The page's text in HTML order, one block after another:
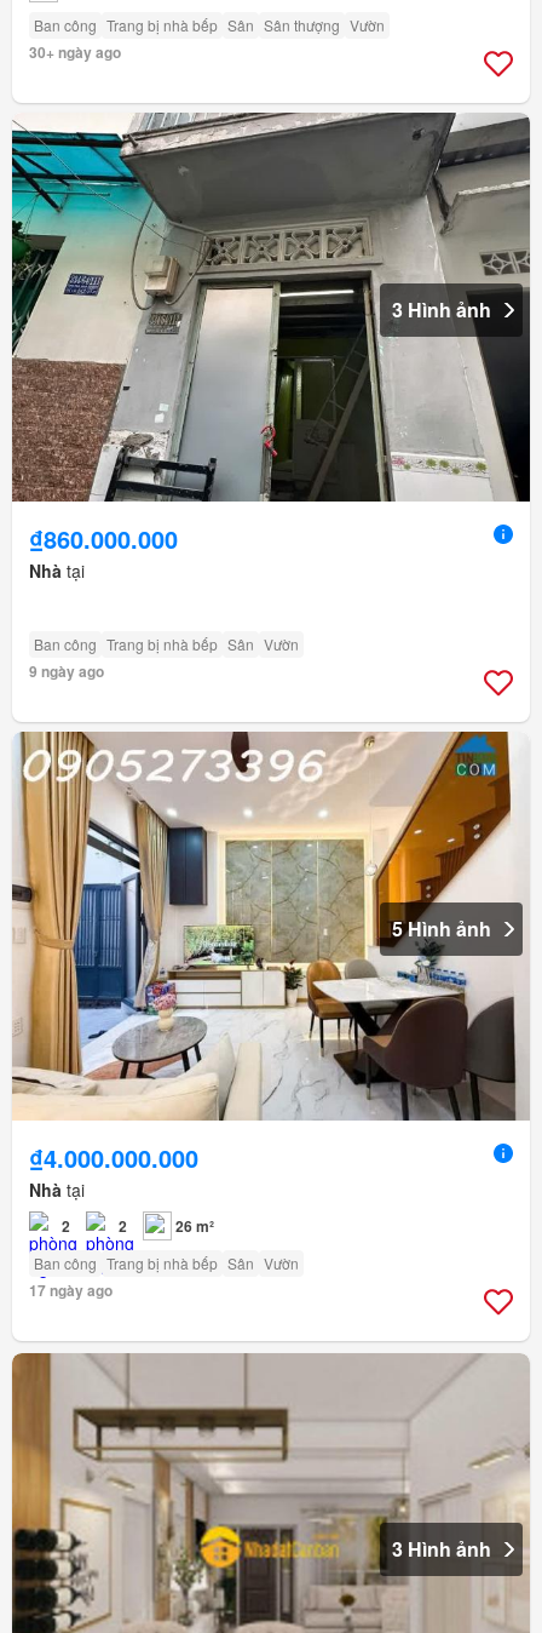
Ban công Trang bị nhà bếp Sân Sân thượng Vườn
30+ ngày ago
3 Hình ảnh
₫860.000.000
Nhà tại
Ban công Trang bị nhà bếp Sân Vườn
9 ngày ago
5 Hình ảnh
₫4.000.000.000
Nhà tại
2 2 26 m²
Ban công Trang bị nhà bếp Sân Vườn
17 ngày ago
3 Hình ảnh